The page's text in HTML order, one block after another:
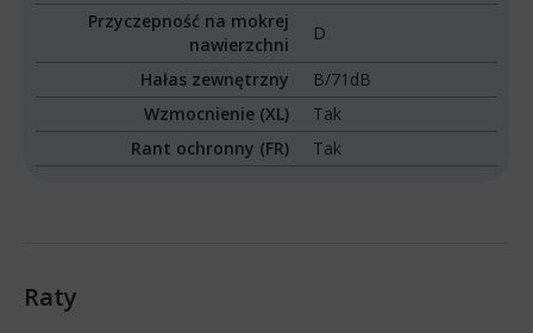
Przyczepność na mokrej
nawierzchni
D
Hałas zewnętrzny
B/71dB
Wzmocnienie (XL)
Tak
Rant ochronny (FR)
Tak
Raty